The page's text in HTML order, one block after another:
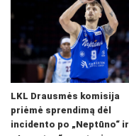
LKL Drausmės komisija
priėmė sprendimą dėl
incidento po „Neptūno“ ir